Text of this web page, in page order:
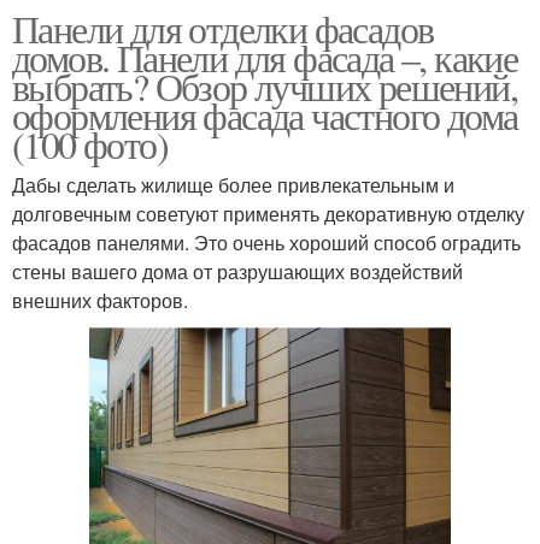
Панели для отделки фасадов
домов. Панели для фасада –, какие
выбрать? Обзор лучших решений,
оформления фасада частного дома
(100 фото)
Дабы сделать жилище более привлекательным и
долговечным советуют применять декоративную отделку
фасадов панелями. Это очень хороший способ оградить
стены вашего дома от разрушающих воздействий
внешних факторов.